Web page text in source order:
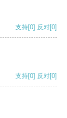
支持[0] 反对[0]
支持[0] 反对[0]